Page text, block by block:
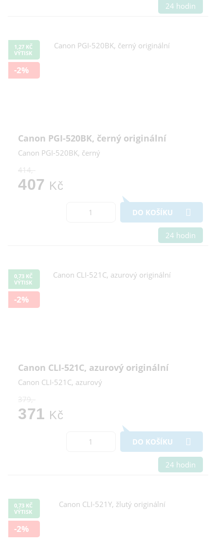
24 hodin
1,27 KČ
VÝTISK
-2%
Canon PGI-520BK, černý originální
Canon PGI-520BK, černý
414,-
407 Kč
DO KOŠÍKU
24 hodin
0,73 KČ
VÝTISK
-2%
Canon CLI-521C, azurový originální
Canon CLI-521C, azurový
379,-
371 Kč
DO KOŠÍKU
24 hodin
0,73 KČ
VÝTISK
-2%